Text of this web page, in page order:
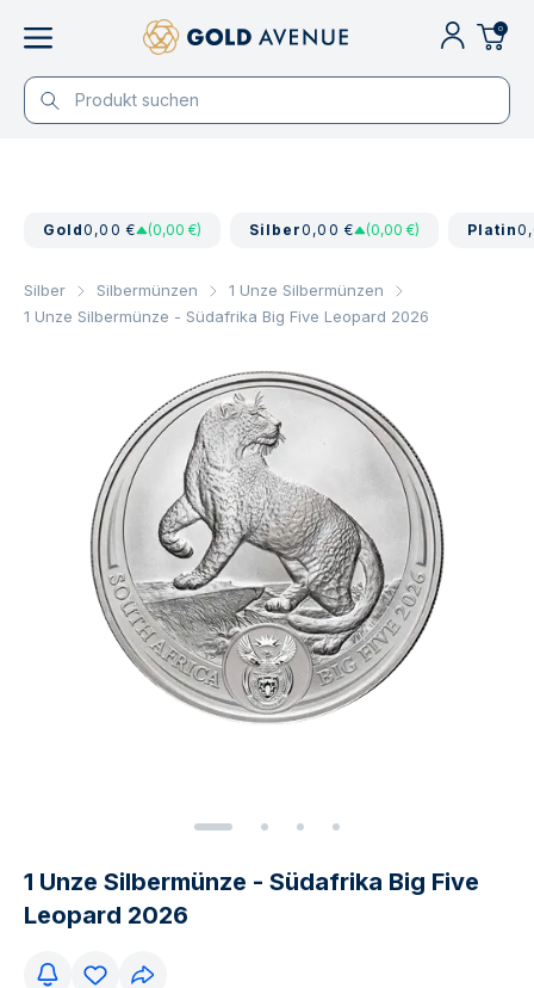
0
Gold0,00 € (0,00 €) Silber0,00 € (0,00 €) Platin
Silber Silbermünzen
1 Unze Silbermünzen
1 Unze Silbermünze - Südafrika Big Five Leopard 2026
1 Unze Silbermünze - Südafrika Big Five
Leopard 2026